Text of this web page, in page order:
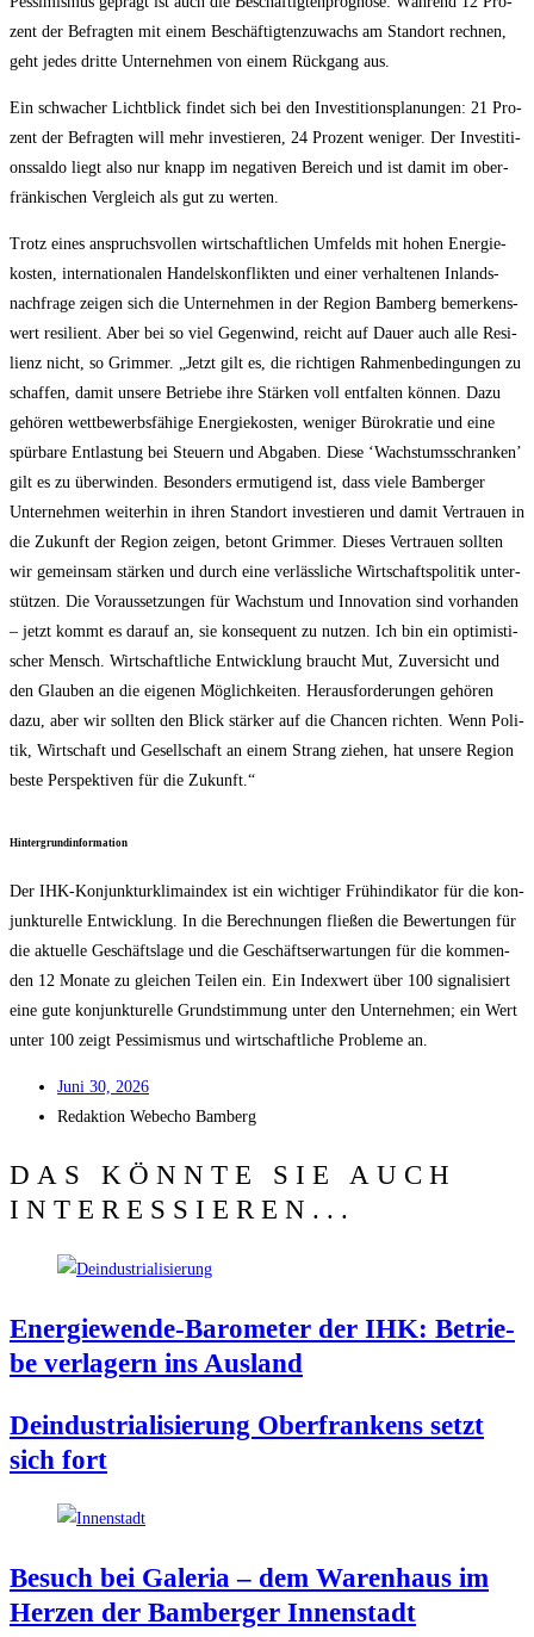
zent der Befrag­ten mit einem Beschäf­tig­ten­zu­wachs am Stand­ort rech­nen,
geht jedes drit­te Unter­neh­men von einem Rück­gang aus.
Ein schwa­cher Licht­blick fin­det sich bei den Inves­ti­ti­ons­pla­nun­gen: 21 Pro­
zent der Befrag­ten will mehr inves­tie­ren, 24 Pro­zent weni­ger. Der Inves­ti­ti­
ons­sal­do liegt also nur knapp im nega­ti­ven Bereich und ist damit im ober­
frän­ki­schen Ver­gleich als gut zu werten.
Trotz eines anspruchs­vol­len wirt­schaft­li­chen Umfelds mit hohen Ener­gie­
kos­ten, inter­na­tio­na­len Han­dels­kon­flik­ten und einer ver­hal­te­nen Inlands­
nach­fra­ge zei­gen sich die Unter­neh­men in der Regi­on Bam­berg bemer­kens­
wert resi­li­ent. Aber bei so viel Gegen­wind, reicht auf Dau­er auch alle Resi­
li­enz nicht, so Grim­mer. „Jetzt gilt es, die rich­ti­gen Rah­men­be­din­gun­gen zu
schaf­fen, damit unse­re Betrie­be ihre Stär­ken voll ent­fal­ten kön­nen. Dazu
gehö­ren wett­be­werbs­fä­hi­ge Ener­gie­kos­ten, weni­ger Büro­kra­tie und eine
spür­ba­re Ent­las­tung bei Steu­ern und Abga­ben. Die­se ‘Wachs­tums­schran­ken’
gilt es zu über­win­den. Beson­ders ermu­ti­gend ist, dass vie­le Bam­ber­ger
Unter­neh­men wei­ter­hin in ihren Stand­ort inves­tie­ren und damit Ver­trau­en in
die Zukunft der Regi­on zei­gen, betont Grim­mer. Die­ses Ver­trau­en soll­ten
wir gemein­sam stär­ken und durch eine ver­läss­li­che Wirt­schafts­po­li­tik unter­
stüt­zen. Die Vor­aus­set­zun­gen für Wachs­tum und Inno­va­ti­on sind vor­han­den
– jetzt kommt es dar­auf an, sie kon­se­quent zu nut­zen. Ich bin ein opti­mis­ti­
scher Mensch. Wirt­schaft­li­che Ent­wick­lung braucht Mut, Zuver­sicht und
den Glau­ben an die eige­nen Mög­lich­kei­ten. Her­aus­for­de­run­gen gehö­ren
dazu, aber wir soll­ten den Blick stär­ker auf die Chan­cen rich­ten. Wenn Poli­
tik, Wirt­schaft und Gesell­schaft an einem Strang zie­hen, hat unse­re Regi­on
bes­te Per­spek­ti­ven für die Zukunft.“
Hin­ter­grund­in­for­ma­ti­on
Der IHK-Kon­junk­tur­kli­ma­in­dex ist ein wich­ti­ger Früh­in­di­ka­tor für die kon­
junk­tu­rel­le Ent­wick­lung. In die Berech­nun­gen flie­ßen die Bewer­tun­gen für
die aktu­el­le Geschäfts­la­ge und die Geschäfts­er­war­tun­gen für die kom­men­
den 12 Mona­te zu glei­chen Tei­len ein. Ein Index­wert über 100 signa­li­siert
eine gute kon­junk­tu­rel­le Grund­stim­mung unter den Unter­neh­men; ein Wert
unter 100 zeigt Pes­si­mis­mus und wirt­schaft­li­che Pro­ble­me an.
Juni 30, 2026
Redak­ti­on Web­echo Bamberg
DAS KÖNNTE SIE AUCH
INTERESSIEREN...
Ener­gie­wen­de-Baro­me­ter der IHK: Betrie­
be ver­la­gern ins Ausland
Deindus­tria­li­sie­rung Ober­fran­kens setzt
sich fort
Besuch bei Gale­ria – dem Waren­haus im
Her­zen der Bam­ber­ger Innenstadt